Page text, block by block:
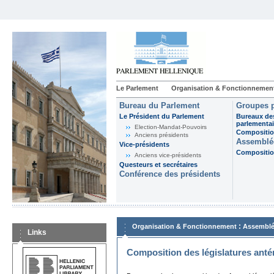
Le Parlement Organisation &
Bureau du Parlement
Le Président du Parlement
Election-Mandat-Pouvoirs
Anciens présidents
Vice-présidents
Anciens vice-présidents
Questeurs et secrétaires
Conférence des présidents
Groupes
Bureaux
Links
Organisation & Fonctionnement :
Composition des législatures